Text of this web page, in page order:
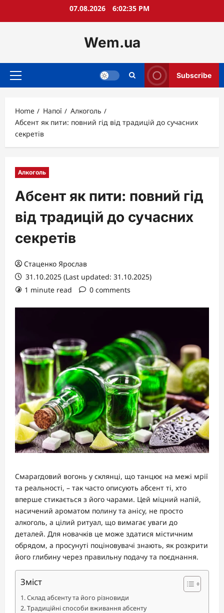
07.08.2026 6:02:37 PM
Wem.ua
Primary
Subscribe
Home Напої
Алкоголь
Абсент як пити: повний гід від традицій до сучасних
секретів
Алкоголь
Абсент як пити: повний гід
від традицій до сучасних
секретів
Стаценко Ярослав
31.10.2025 (Last updated: 31.10.2025)
1 minute read
0 comments
Смарагдовий вогонь у склянці, що танцює на межі мрії
та реальності, – так часто описують абсент ті, хто
вперше стикається з його чарами. Цей міцний напій,
насичений ароматом полину та анісу, не просто
алкоголь, а цілий ритуал, що вимагає уваги до
деталей. Для новачків це може здатися містичним
обрядом, а просунуті поціновувачі знають, як розкрити
його глибину через правильну подачу та поєднання.
Зміст
Склад абсенту та його різновиди
Традиційні способи вживання абсенту